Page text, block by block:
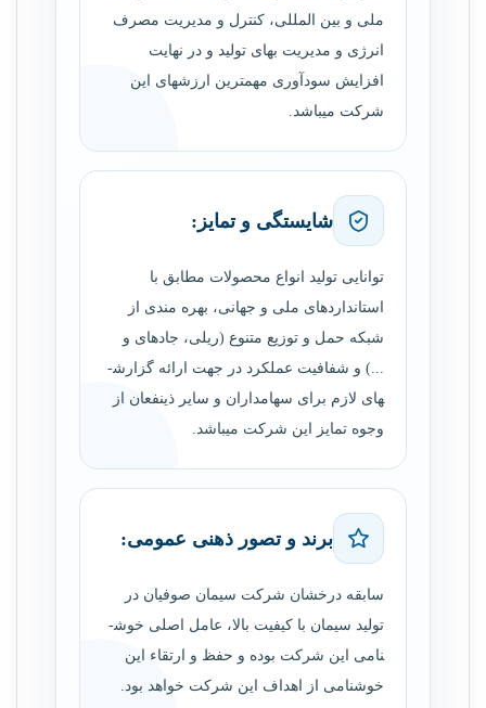
ملی و بین­ المللی، کنترل و مدیریت مصرف
انرژی و مدیریت بهای تولید و در نهایت
افزایش سودآوری مهم­ترین ارزش­های این
شرکت می­باشد.
شایستگی و تمایز:
توانایی تولید انواع محصولات مطابق با
استانداردهای ملی و جهانی، بهره­ مندی از
شبکه حمل و توزیع متنوع (ریلی، جاده­ای و
...) و شفافیت عملکرد در جهت ارائه گزارش­
های لازم برای سهامداران و سایر ذینفعان از
وجوه تمایز این شرکت می­باشد.
برند و تصور ذهنی عمومی:
سابقه درخشان شرکت سیمان صوفیان در
تولید سیمان با کیفیت بالا، عامل اصلی خوش­
نامی این شرکت بوده و حفظ و ارتقاء این
خوش­نامی از اهداف این شرکت خواهد بود.